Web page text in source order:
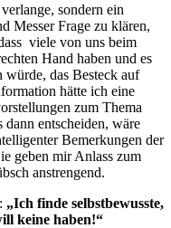
sondern ein
Messer Frage zu klären,
viele von uns beim
Hand haben und es
würde, das Besteck auf
hätte ich eine
zum Thema
entscheiden, wäre
Bemerkungen der
geben mir Anlass zum
anstrengend.
„Ich finde selbstbewusste,
keine haben!“